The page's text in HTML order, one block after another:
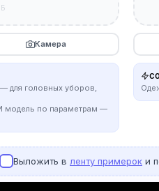
Камера
для головных уборов,
модель по параметрам —
Выложить в ленту примерок и